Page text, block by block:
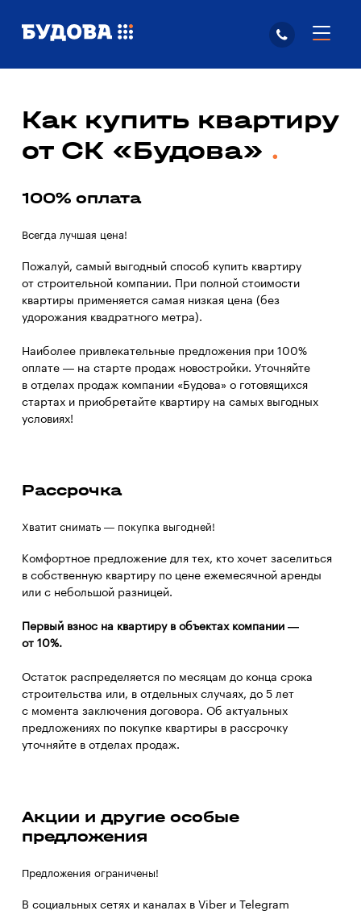
Как купить квартиру
от СК «Будова»
100% оплата
Всегда лучшая цена!
Пожалуй, самый выгодный способ купить квартиру
от строительной компании. При полной стоимости
квартиры применяется самая низкая цена (без
удорожания квадратного метра).
Наиболее привлекательные предложения при 100%
оплате — на старте продаж новостройки. Уточняйте
в отделах продаж компании «Будова» о готовящихся
стартах и приобретайте квартиру на самых выгодных
условиях!
Рассрочка
Хватит снимать — покупка выгодней!
Комфортное предложение для тех, кто хочет заселиться
в собственную квартиру по цене ежемесячной аренды
или с небольшой разницей.
Первый взнос на квартиру в объектах компании —
от 10%.
Остаток распределяется по месяцам до конца срока
строительства или, в отдельных случаях, до 5 лет
с момента заключения договора. Об актуальных
предложениях по покупке квартиры в рассрочку
уточняйте в отделах продаж.
Акции и другие особые
предложения
Предложения ограничены!
В социальных сетях и каналах в Viber и Telegram